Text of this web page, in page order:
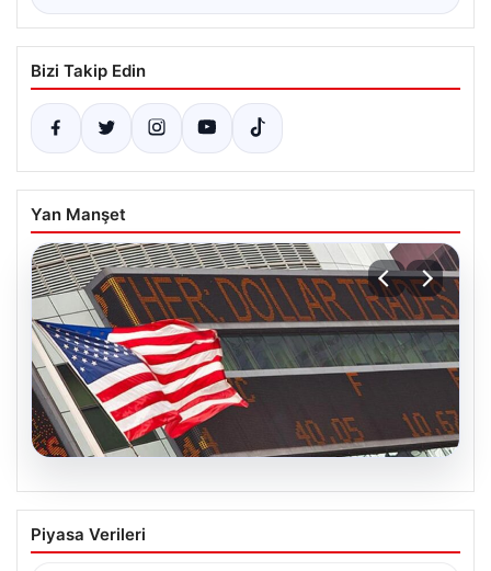
Bizi Takip Edin
Yan Manşet
04.08.2026
FED Faiz Kararı Ne Zaman Açıklanacak?
Nisan Ayı İçin Belirlenen Tarih ve Piyasa
Piyasa Verileri